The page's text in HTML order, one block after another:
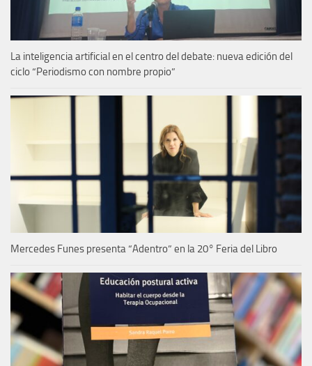
La inteligencia artificial en el centro del debate: nueva edición del
ciclo “Periodismo con nombre propio”
Mercedes Funes presenta “Adentro” en la 20° Feria del Libro